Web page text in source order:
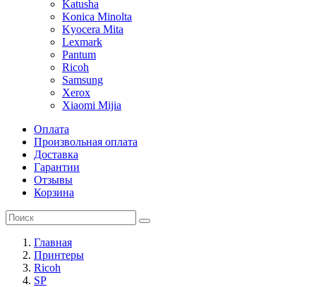
Katusha
Konica Minolta
Kyocera Mita
Lexmark
Pantum
Ricoh
Samsung
Xerox
Xiaomi Mijia
Оплата
Произвольная оплата
Доставка
Гарантии
Отзывы
Корзина
Главная
Принтеры
Ricoh
SP